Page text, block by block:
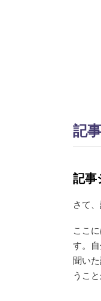
記
記事
さて
ここ
す。
聞い
うこと